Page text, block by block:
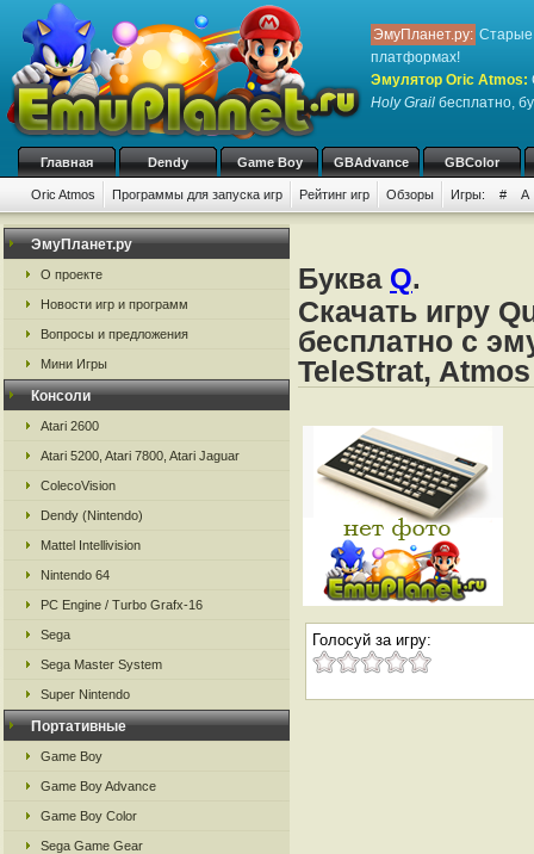
ЭмуПланет.ру: Старые
платформах!
Эмулятор Oric Atmos:
Holy Grail бесплатно,
Главная Dendy Game Boy GBAdvance GBColor
Oric Atmos Программы для запуска игр Рейтинг игр Обзоры Игры: # A
ЭмуПланет.ру
О проекте
Новости игр и программ
Вопросы и предложения
Мини Игры
Консоли
Atari 2600
Atari 5200, Atari 7800, Atari Jaguar
ColecoVision
Dendy (Nintendo)
Mattel Intellivision
Nintendo 64
PC Engine / Turbo Grafx-16
Sega
Sega Master System
Super Nintendo
Портативные
Game Boy
Game Boy Advance
Game Boy Color
Sega Game Gear
Буква Q.
Скачать игру
бесплатно с
TeleStrat, Atmos
Голосуй за игру: